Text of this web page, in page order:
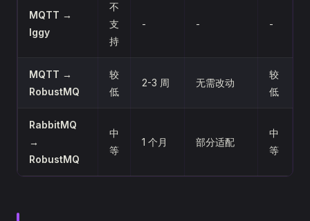
MQTT →
Iggy
不
支
持
- - -
MQTT →
RobustMQ
较
低
2-3 周 无需改动
较
低
RabbitMQ
→
RobustMQ
中
等
1 个月 部分适配
中
等